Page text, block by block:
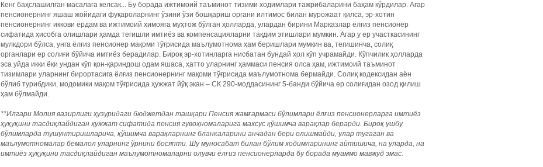
Кенг баҳслашилган масалага келсак... Бу борада ижтимоий таъминот тизими ходимлари тажрибаларини баҳам кўрдилар. Агар
пенсионернинг яшаш жойидаги фуқароларнинг ўзини ўзи бошқариш органи илтимос билан мурожаат қилса, эр-хотин
пенсионернинг иккови ёрдам ва ижтимоий ҳимояга муҳтож бўлган ҳолларда, улардан бирини Марказлар ёлғиз пенсионер
сифатида ҳисобга олишлари ҳамда тегишли имтиёз ва компенсацияларни тақдим этишлари мумкин. Агар у ер участкасининг
мулкдори бўлса, унга ёлғиз пенсионер мақоми тўғрисида маълумотнома ҳам беришлари мумкин ва, тегишинча, солиқ
органлари ер солиғи бўйича имтиёз берадилар. Бироқ эр-хотинларга нисбатан бундай ҳол кўп учрамайди. Кўпчилик ҳолларда
эса уйда икки ёки ундан кўп қон-қариндош одам яшаса, ҳатто уларнинг ҳаммаси пенсия олса ҳам, ижтимоий таъминот
тизимлари уларнинг бирортасига ёлғиз пенсионернинг мақоми тўғрисида маълумотнома бермайди. Солиқ кодексидан аён
бўлиб турибдики, модомики мақом тўғрисида ҳужжат йўқ экан – СК 290-моддасининг 5-банди бўйича ер солиғидан озод қилиш
ҳам бўлмайди.
**Илгари Молия вазирлиги ҳузуридаги бюджетдан ташқари Пенсия жамғармаси бўлимлари ёлғиз пенсионерларга имтиёз
ҳуқуқини тасдиқлайдиган ҳужжат сифатида пенсия гувоҳномаларига махсус қўшимча варақлар берарди. Бироқ ушбу
бўлимларда тушунтиришларича, қўшимча варақларнинг бланкаларини анчадан бери олишмайди, улар тугаган ва
маълумотномалар бемалол уларнинг ўрнини босяпти. Шу муносабат билан бўлим ходимларининг айтишича, на уларда, на
имтиёз ҳуқуқини тасдиқлайдиган маълумотномаларни олувчи ёлғиз пенсионерларда бу борада муаммо мавжуд эмас.